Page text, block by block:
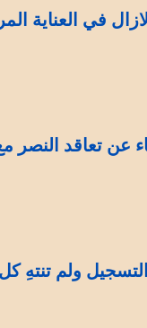
في العناية
عن تعاقد
ولم تنتهِ